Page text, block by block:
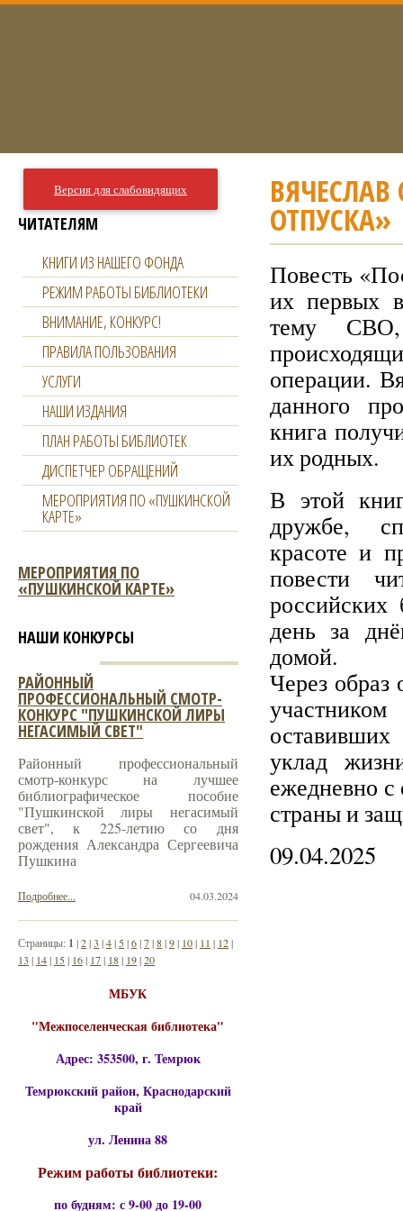
ОТПУСКА»
Повесть
их первых
тему СВО,
операции.
данного
книга
их родных.
В этой
дружбе,
красоте и
повести
российских
день за
домой.
Через образ
уклад
ежедневно
страны и
09.04.2025
Версия для слабовидящих
ЧИТАТЕЛЯМ
КНИГИ ИЗ НАШЕГО ФОНДА
РЕЖИМ РАБОТЫ БИБЛИОТЕКИ
ВНИМАНИЕ, КОНКУРС!
ПРАВИЛА ПОЛЬЗОВАНИЯ
УСЛУГИ
НАШИ ИЗДАНИЯ
ПЛАН РАБОТЫ БИБЛИОТЕК
ДИСПЕТЧЕР ОБРАЩЕНИЙ
МЕРОПРИЯТИЯ ПО «ПУШКИНСКОЙ
КАРТЕ»
МЕРОПРИЯТИЯ ПО
«ПУШКИНСКОЙ КАРТЕ»
НАШИ КОНКУРСЫ
РАЙОННЫЙ
ПРОФЕССИОНАЛЬНЫЙ СМОТР-
КОНКУРС "ПУШКИНСКОЙ ЛИРЫ
НЕГАСИМЫЙ СВЕТ"
Районный профессиональный
смотр-конкурс на лучшее
библиографическое пособие
"Пушкинской лиры негасимый
свет", к 225-летию со дня
рождения Александра Сергеевича
Пушкина
04.03.2024
Подробнее...
Страницы: 1 |2|3 |4| 5|6|7|8|9| 10| 11 | 12|
13 | 14| 15| 16| 17| 18| 19|20
МБУК
"Межпоселенческая библиотека"
Адрес: 353500, г. Темрюк
Темрюкский район, Краснодарский
край
ул. Ленина 88
Режим работы библиотеки:
по будням: с 9-00 до 19-00